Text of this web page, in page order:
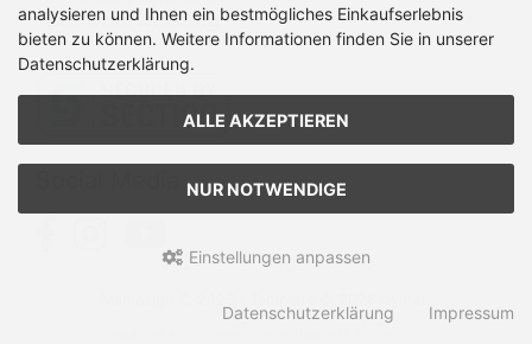
analysieren und Ihnen ein bestmögliches Einkaufserlebnis
bieten zu können. Weitere Informationen finden Sie in unserer
Datenschutzerklärung.
ALLE AKZEPTIEREN
NUR NOTWENDIGE
Einstellungen anpassen
Datenschutzerklärung Impressum